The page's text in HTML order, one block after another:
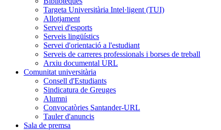
Targeta Universitària Intel·ligent (TUI)
Allotjament
Servei d'esports
Serveis lingüístics
Servei d'orientació a l'estudiant
Serveis de carreres professionals i borses de treball
Arxiu documental URL
Comunitat universitària
Consell d'Estudiants
Sindicatura de Greuges
Alumni
Convocatòries Santander-URL
Tauler d'anuncis
Sala de premsa